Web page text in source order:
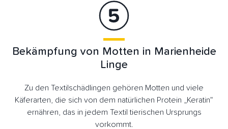
Bekämpfung von Motten in Marienheide
Linge
Zu den Textilschädlingen gehören Motten und viele
Käferarten, die sich von dem natürlichen Protein „Keratin“
ernähren, das in jedem Textil tierischen Ursprungs
vorkommt.